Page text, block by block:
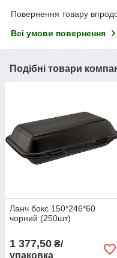
Повернення товару
Всі умови повернення
Подібні товари
Ланч бокс 150*246*60
чорний (250шт)
1 377,50 ₴/
упаковка